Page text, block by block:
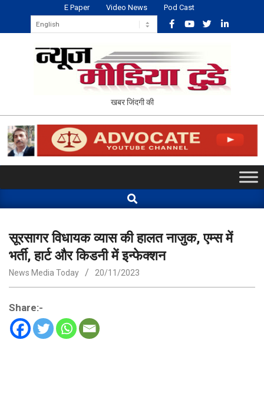
content
E Paper Video News Pod Cast
MEDIA
TODAY
खबर जिंदगी की
Navigation
Search
सूरसागर विधायक व्यास की हालत नाजुक, एम्स में
भर्ती, हार्ट और किडनी में इन्फेक्शन
News Media Today 20/11/2023
Share:-